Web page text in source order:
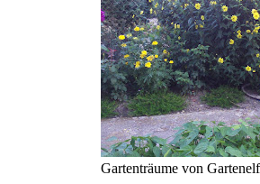
Gartenträume von